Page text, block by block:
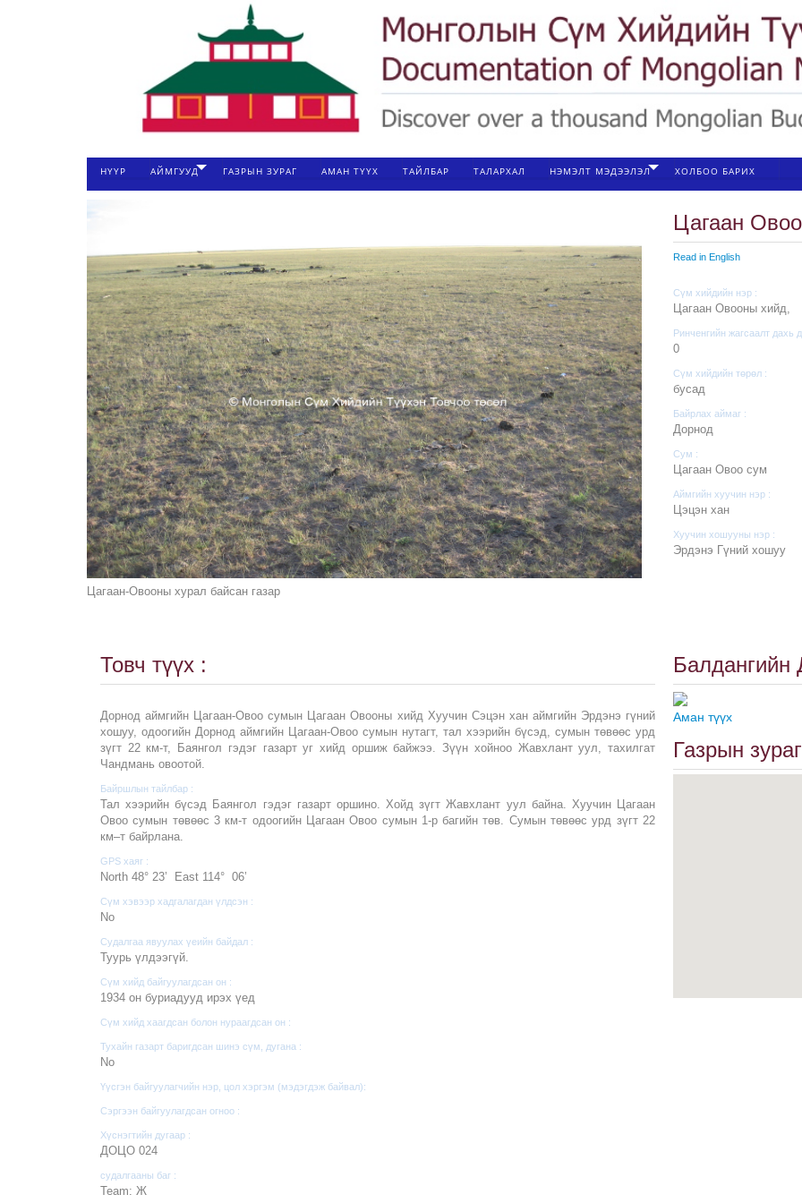
НҮҮР АЙМГУУД ГАЗРЫН ЗУРАГ АМАН ТҮҮХ ТАЙЛБАР ТАЛАРХАЛ НЭМЭЛТ МЭДЭЭЛЭЛ ХОЛБОО БАРИХ
Цагаан-Овооны хурал байсан газар
Цагаан
Read in English
Сүм хийдийн нэр :
Цагаан Овооны хийд,
Ринченгийн жагсаалт дахь
0
Сүм хийдийн төрөл :
бусад
Байрлах аймаг :
Дорнод
Сум :
Цагаан Овоо сум
Аймгийн хуучин нэр :
Цэцэн хан
Хуучин хошууны нэр :
Эрдэнэ Гүний хошуу
Товч түүх :
Дорнод аймгийн Цагаан-Овоо сумын Цагаан Овооны хийд Хуучин Сэцэн хан аймгийн Эрдэнэ гүний
хошуу, одоогийн Дорнод аймгийн Цагаан-Овоо сумын нутагт, тал хээрийн бүсэд, сумын төвөөс урд
зүгт 22 км-т, Баянгол гэдэг газарт уг хийд оршиж байжээ. Зүүн хойноо Жавхлант уул, тахилгат
Чандмань овоотой.
Байршлын тайлбар :
Тал хээрийн бүсэд Баянгол гэдэг газарт оршино. Хойд зүгт Жавхлант уул байна. Хуучин Цагаан
Овоо сумын төвөөс 3 км-т одоогийн Цагаан Овоо сумын 1-р багийн төв. Сумын төвөөс урд зүгт 22
км–т байрлана.
GPS хаяг :
North 48° 23’ East 114° 06’
Сүм хэвээр хадгалагдан үлдсэн :
No
Судалгаа явуулах үеийн байдал :
Туурь үлдээгүй.
Сүм хийд байгуулагдсан он :
1934 он буриадууд ирэх үед
Сүм хийд хаагдсан болон нураагдсан он :
Тухайн газарт баригдсан шинэ сүм, дугана :
No
Үүсгэн байгуулагчийн нэр, цол хэргэм (мэдэгдэж байвал):
Сэргээн байгуулагдсан огноо :
Хүснэгтийн дугаар :
ДОЦО 024
судалгааны баг :
Team: Ж
Аман түүх
Газрын